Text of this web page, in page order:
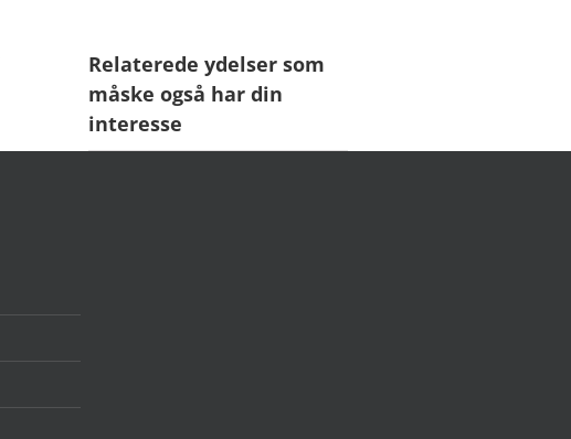
Relaterede ydelser som
måske også har din
interesse